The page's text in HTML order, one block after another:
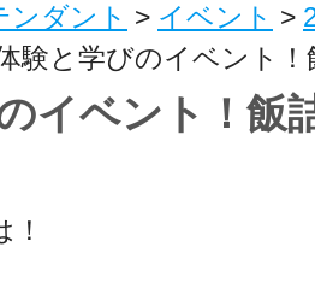
ンダント > イベント >
験と学びのイベント
イベント！飯